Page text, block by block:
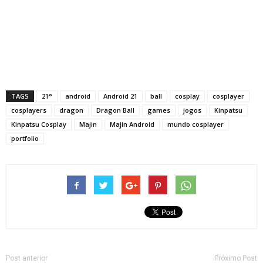
TAGS 21° android Android 21 ball cosplay
cosplayer
cosplayers
dragon Dragon Ball games jogos
Kinpatsu
Kinpatsu Cosplay
Majin Majin Android
mundo cosplayer
portfolio
Post anterior Próximo Post